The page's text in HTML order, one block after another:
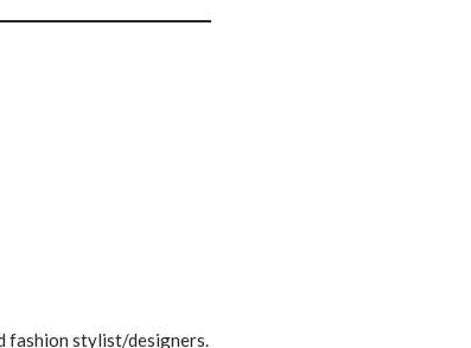
fashion stylist/designers.